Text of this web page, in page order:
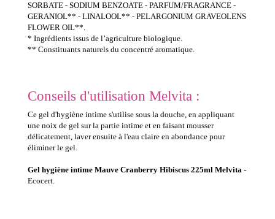
SORBATE - SODIUM BENZOATE - PARFUM/FRAGRANCE -
GERANIOL** - LINALOOL** - PELARGONIUM GRAVEOLENS
FLOWER OIL**.
* Ingrédients issus de l’agriculture biologique.
** Constituants naturels du concentré aromatique.
Conseils d'utilisation Melvita :
Ce gel d'hygiène intime s'utilise sous la douche, en appliquant
une noix de gel sur la partie intime et en faisant mousser
délicatement, laver ensuite à l'eau claire en abondance pour
éliminer le gel.
Gel hygiène intime Mauve Cranberry Hibiscus 225ml Melvita -
Ecocert.